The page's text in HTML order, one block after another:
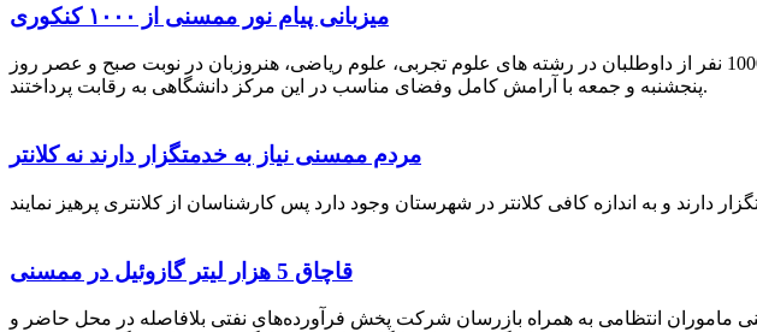
میزبانی پیام نور ممسنی از ۱۰۰۰ کنکوری
شهرام رحمانی سرپرست دانشگاه پیام نور ممسنی در خصوص برگزاری کنکور سراسری اظهار داشت: 1000 نفر از داوطلبان در رشته های علوم تجربی، علوم ریاضی، هنروزبان در نوبت صبح و عصر روز
پنجشنبه و جمعه با آرامش کامل وفضای مناسب در این مرکز دانشگاهی به رقابت پرداختند.
مردم ممسنی نیاز به خدمتگزار دارند نه کلانتر
قاچاق 5 هزار لیتر گازوئیل در ممسنی
ماموران انتظامی به همراه بازرسان شرکت پخش فرآورده‌های نفتی بلافاصله در محل حاضر و